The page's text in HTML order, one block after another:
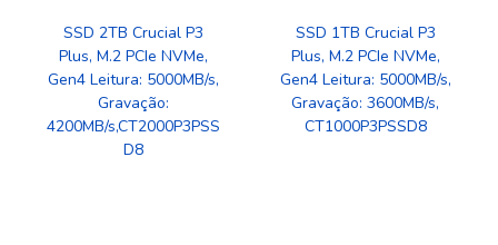
SSD 2TB Crucial P3
Plus, M.2 PCIe NVMe,
Gen4 Leitura: 5000MB/s,
Gravação:
4200MB/s,CT2000P3PSS
D8
SSD 1TB Crucial P3
Plus, M.2 PCIe NVMe,
Gen4 Leitura: 5000MB/s,
Gravação: 3600MB/s,
CT1000P3PSSD8